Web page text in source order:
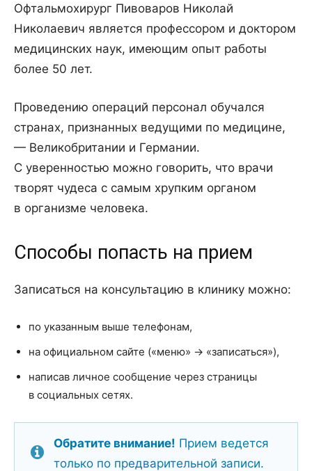
Офтальмохирург Пивоваров Николай
Николаевич является профессором и доктором
медицинских наук, имеющим опыт работы
более 50 лет.
Проведению операций персонал обучался
странах, признанных ведущими по медицине,
— Великобритании и Германии.
С уверенностью можно говорить, что врачи
творят чудеса с самым хрупким органом
в организме человека.
Способы попасть на прием
Записаться на консультацию в клинику можно:
по указанным выше телефонам,
на официальном сайте («меню» -> «записаться»),
написав личное сообщение через страницы
в социальных сетях.
Обратите внимание! Прием ведется
только по предварительной записи.